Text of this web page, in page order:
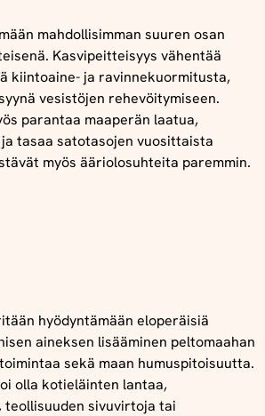
mahdollisimman suuren osan
Kasvipeitteisyys vähentää
kiintoaine- ja ravinnekuormitusta,
vesistöjen rehevöitymiseen.
parantaa maaperän laatua,
tasaa satotasojen vuosittaista
myös ääriolosuhteita paremmin.
hyödyntämään eloperäisiä
aineksen lisääminen peltomaahan
sekä maan humuspitoisuutta.
olla kotieläinten lantaa,
sivuvirtoja tai